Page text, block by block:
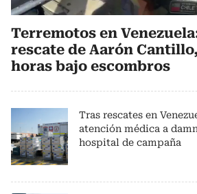
Terremotos en
rescate de Aarón
horas bajo escombros
Tras rescates en
atención médica a
hospital de campaña